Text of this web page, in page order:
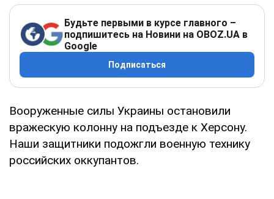
Будьте первыми в курсе главного –
подпишитесь на Новини на OBOZ.UA в
Google
Подписаться
Вооруженные силы Украины остановили
вражескую колонну на подъезде к Херсону.
Наши защитники подожгли военную технику
российских оккупантов.